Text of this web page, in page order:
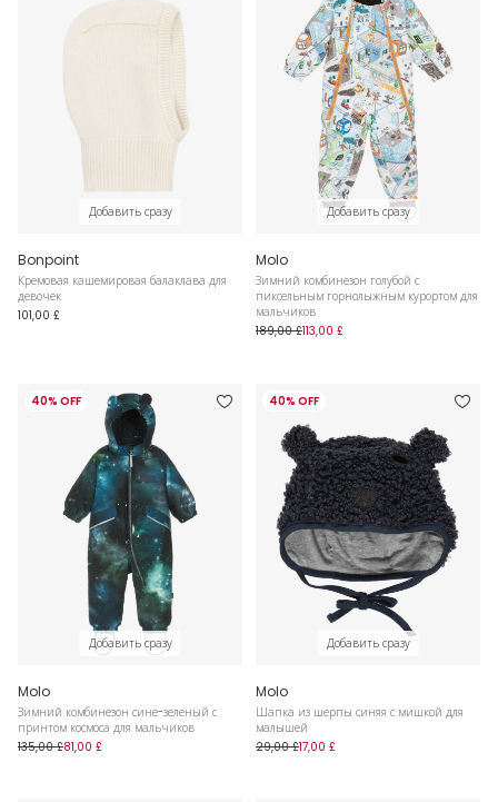
Добавить сразу
Bonpoint
Кремовая кашемировая балаклава для
девочек
101,00 £
Добавить сразу
Molo
Зимний комбинезон голубой с
пиксельным горнолыжным курортом для
мальчиков
189,00 £113,00 £
40% OFF
Добавить сразу
Molo
Зимний комбинезон сине-зеленый с
принтом космоса для мальчиков
135,00 £81,00 £
40% OFF
Добавить сразу
Molo
Шапка из шерпы синяя с мишкой для
малышей
29,00 £17,00 £